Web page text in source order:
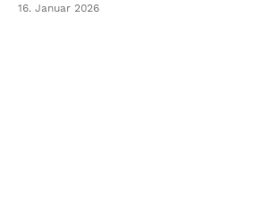
16. Januar 2026